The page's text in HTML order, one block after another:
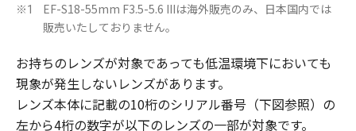
※1
EF-S18-55mm F3.5-5.6 IIIは海外販売のみ、日本国内では
販売いたしておりません。
お持ちのレンズが対象であっても低温環境下においても
現象が発生しないレンズがあります。
レンズ本体に記載の10桁のシリアル番号（下図参照）の
左から4桁の数字が以下のレンズの一部が対象です。